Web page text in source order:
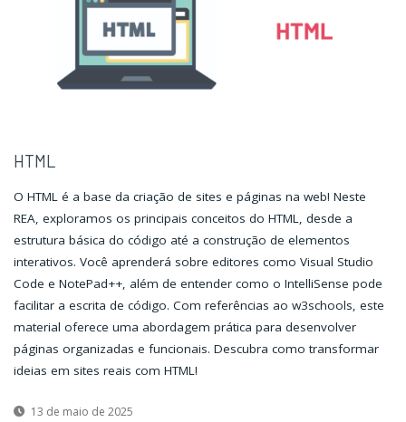
HTML
O HTML é a base da criação de sites e páginas na web! Neste
REA, exploramos os principais conceitos do HTML, desde a
estrutura básica do código até a construção de elementos
interativos. Você aprenderá sobre editores como Visual Studio
Code e NotePad++, além de entender como o IntelliSense pode
facilitar a escrita de código. Com referências ao w3schools, este
material oferece uma abordagem prática para desenvolver
páginas organizadas e funcionais. Descubra como transformar
ideias em sites reais com HTML!
13 de maio de 2025